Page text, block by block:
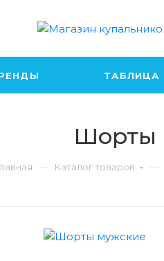
ТАБЛИЦА
Шорты
Каталог товаров